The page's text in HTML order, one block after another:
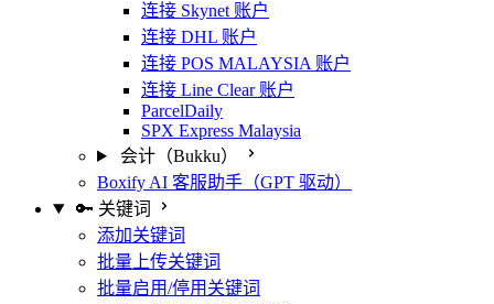
连接 Skynet 账户
连接 DHL 账户
连接 POS MALAYSIA 账户
连接 Line Clear 账户
ParcelDaily
SPX Express Malaysia
会计（Bukku）
Boxify AI 客服助手（GPT 驱动）
🔑 关键词
添加关键词
批量上传关键词
批量启用/停用关键词